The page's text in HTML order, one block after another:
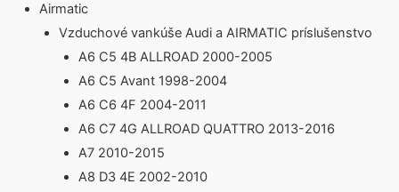
Airmatic
Vzduchové vankúše Audi a AIRMATIC príslušenstvo
A6 C5 4B ALLROAD 2000-2005
A6 C5 Avant 1998-2004
A6 C6 4F 2004-2011
A6 C7 4G ALLROAD QUATTRO 2013-2016
A7 2010-2015
A8 D3 4E 2002-2010